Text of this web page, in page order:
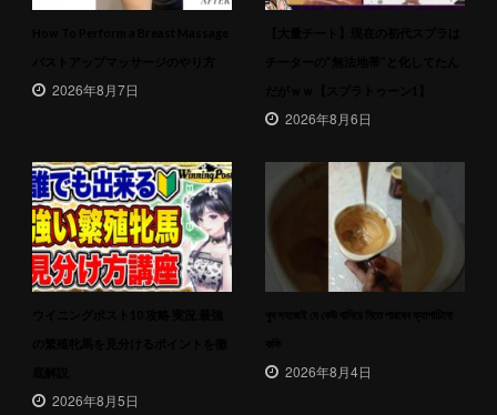
2026年8月7日
2026年8月6日
2026年8月5日
2026年8月4日